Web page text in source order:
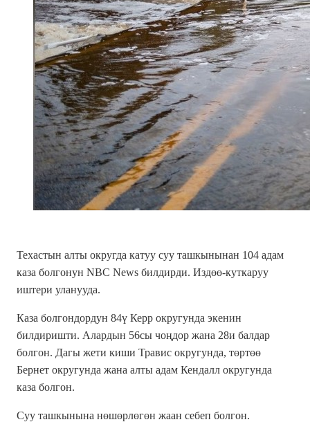
Техастын алты округда катуу суу ташкынынан 104 адам
каза болгонун NBC News билдирди. Издөө-куткаруу
иштери уланууда.
Каза болгондордун 84ү ​​Керр округунда экенин
билдиришти. Алардын 56сы чоңдор жана 28и балдар
болгон. Дагы жети киши Травис округунда, төртөө
Бернет округунда жана алты адам Кендалл округунда
каза болгон.
Суу ташкынына нөшөрлөгөн жаан себеп болгон.